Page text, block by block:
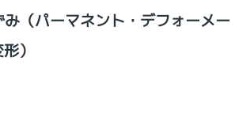
（パーマネント・デフォーメー
）